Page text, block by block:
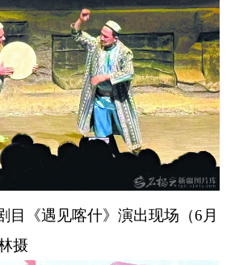
目《遇见喀什》演出现场（6月
摄